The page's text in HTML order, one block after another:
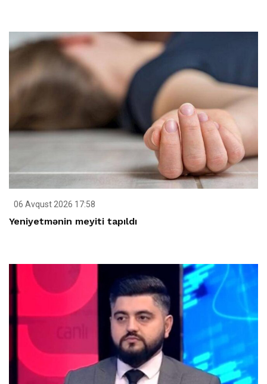
06 Avqust 2026 17:58
Yeniyetmənin meyiti tapıldı